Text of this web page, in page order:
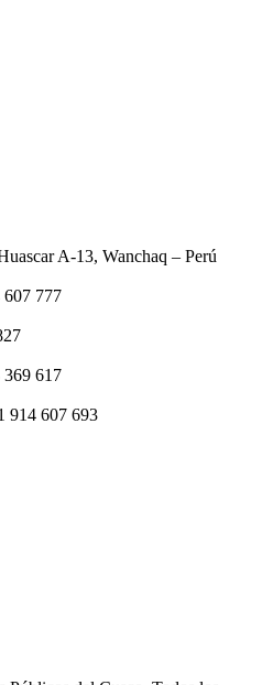
A-13, Wanchaq – Perú
607 777
369 617
914 607 693